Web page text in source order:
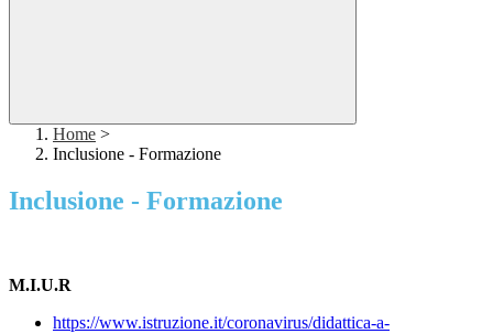
Home >
Inclusione - Formazione
Inclusione - Formazione
M.I.U.R
https://www.istruzione.it/coronavirus/didattica-a-